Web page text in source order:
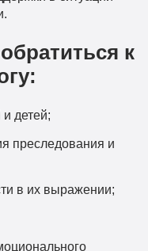
к
детей;
преследования и
в их выражении;